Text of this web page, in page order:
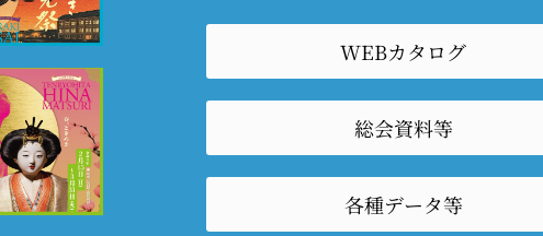
WEBカタログ
総会資料等
各種データ等